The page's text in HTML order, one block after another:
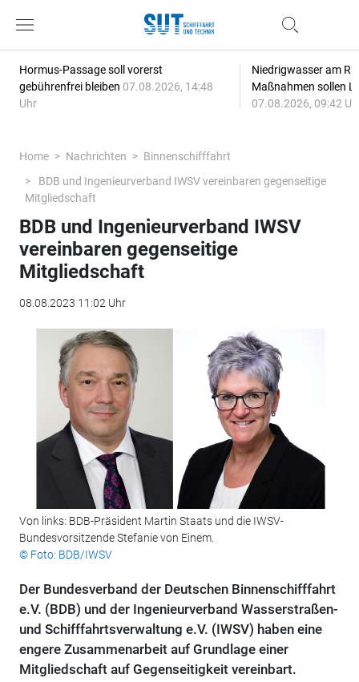
Hormus-Passage soll vorerst
gebührenfrei bleiben 07.08.2026, 14:48
Uhr
Niedrigwasser am
Maßnahmen sollen
07.08.2026, 09:42
Home Nachrichten
Binnenschifffahrt
BDB und Ingenieurverband IWSV vereinbaren gegenseitige
Mitgliedschaft
BDB und Ingenieurverband IWSV
vereinbaren gegenseitige
Mitgliedschaft
08.08.2023 11:02 Uhr
Von links: BDB-Präsident Martin Staats und die IWSV-
Bundesvorsitzende Stefanie von Einem.
© Foto: BDB/IWSV
Der Bundesverband der Deutschen Binnenschifffahrt
e.V. (BDB) und der Ingenieurverband Wasserstraßen-
und Schifffahrtsverwaltung e.V. (IWSV) haben eine
engere Zusammenarbeit auf Grundlage einer
Mitgliedschaft auf Gegenseitigkeit vereinbart.